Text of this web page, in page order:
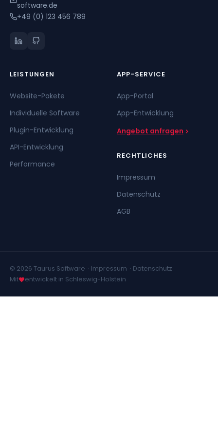
software.de
+49 (0) 123 456 789
LEISTUNGEN
Website-Pakete
Individuelle Software
Plugin-Entwicklung
API-Entwicklung
Performance
APP-SERVICE
App-Portal
App-Entwicklung
Angebot anfragen
RECHTLICHES
Impressum
Datenschutz
AGB
© 2026 Taurus Software · Impressum · Datenschutz
Mit
entwickelt in Schleswig-Holstein